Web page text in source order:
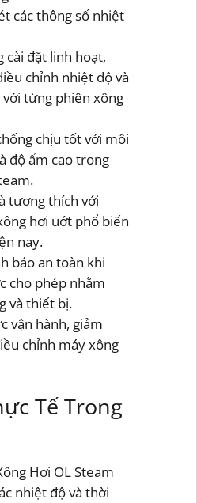
các thông số nhiệt
cài đặt linh hoạt,
chỉnh nhiệt độ và
từng phiên xông
chịu tốt với môi
độ ẩm cao trong
tương thích với
hơi uớt phổ biến
nay.
báo an toàn khi
cho phép nhằm
và thiết bị.
vận hành, giảm
chỉnh máy xông
Tế Trong
Hơi OL Steam
nhiệt độ và thời